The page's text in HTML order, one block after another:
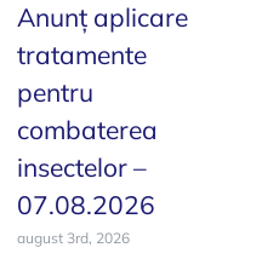
Anunț aplicare
tratamente
pentru
combaterea
insectelor –
07.08.2026
august 3rd, 2026